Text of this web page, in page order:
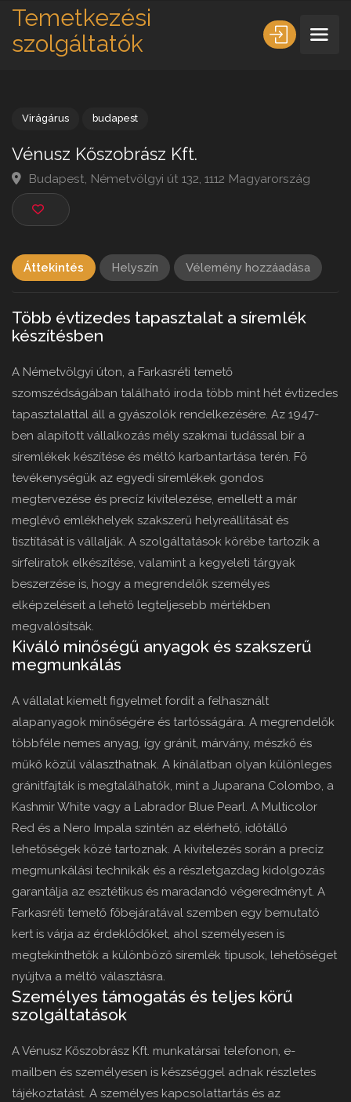
Temetkezési
szolgáltatók
Vénusz Kőszobrász Kft.
Budapest, Németvölgyi út 132, 1112 Magyarország
Áttekintés Helyszín Vélemény hozzáadása
Több évtizedes tapasztalat a síremlék
készítésben
A Németvölgyi úton, a Farkasréti temető
szomszédságában található iroda több mint hét évtizedes
tapasztalattal áll a gyászolók rendelkezésére. Az 1947-
ben alapított vállalkozás mély szakmai tudással bír a
síremlékek készítése és méltó karbantartása terén. Fő
tevékenységük az egyedi síremlékek gondos
megtervezése és precíz kivitelezése, emellett a már
meglévő emlékhelyek szakszerű helyreállítását és
tisztítását is vállalják. A szolgáltatások körébe tartozik a
sírfeliratok elkészítése, valamint a kegyeleti tárgyak
beszerzése is, hogy a megrendelők személyes
elképzeléseit a lehető legteljesebb mértékben
megvalósítsák.
Kiváló minőségű anyagok és szakszerű
megmunkálás
A vállalat kiemelt figyelmet fordít a felhasznált
alapanyagok minőségére és tartósságára. A megrendelők
többféle nemes anyag, így gránit, márvány, mészkő és
műkő közül választhatnak. A kínálatban olyan különleges
gránitfajták is megtalálhatók, mint a Juparana Colombo, a
Kashmir White vagy a Labrador Blue Pearl. A Multicolor
Red és a Nero Impala szintén az elérhető, időtálló
lehetőségek közé tartoznak. A kivitelezés során a precíz
megmunkálási technikák és a részletgazdag kidolgozás
garantálja az esztétikus és maradandó végeredményt. A
Farkasréti temető főbejáratával szemben egy bemutató
kert is várja az érdeklődőket, ahol személyesen is
megtekinthetők a különböző síremlék típusok, lehetőséget
nyújtva a méltó választásra.
Személyes támogatás és teljes körű
szolgáltatások
A Vénusz Kőszobrász Kft. munkatársai telefonon, e-
mailben és személyesen is készséggel adnak részletes
tájékoztatást. A személyes kapcsolattartás és az